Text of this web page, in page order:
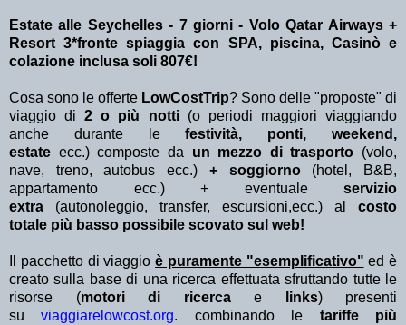
Estate alle Seychelles - 7 giorni - Volo Qatar Airways +
Resort 3*fronte spiaggia con SPA, piscina, Casinò e
colazione inclusa soli 807€!
Cosa sono le offerte LowCostTrip? Sono delle "proposte" di
viaggio di2 o più notti (o periodi maggiori viaggiando
anche durante lefestività, ponti, weekend,
estate ecc.) composte da un mezzo di trasporto (volo,
nave, treno, autobus ecc.) + soggiorno(hotel, B&B,
appartamento ecc.) + eventuale servizio
extra (autonoleggio, transfer, escursioni,ecc.) al costo
totale più basso possibile scovato sul web!
Il pacchetto di viaggio è puramente "esemplificativo" ed è
creato sulla base di una ricerca effettuata sfruttando tutte le
risorse (motori di ricerca e links) presenti
suviaggiarelowcost.org. combinando le tariffe più